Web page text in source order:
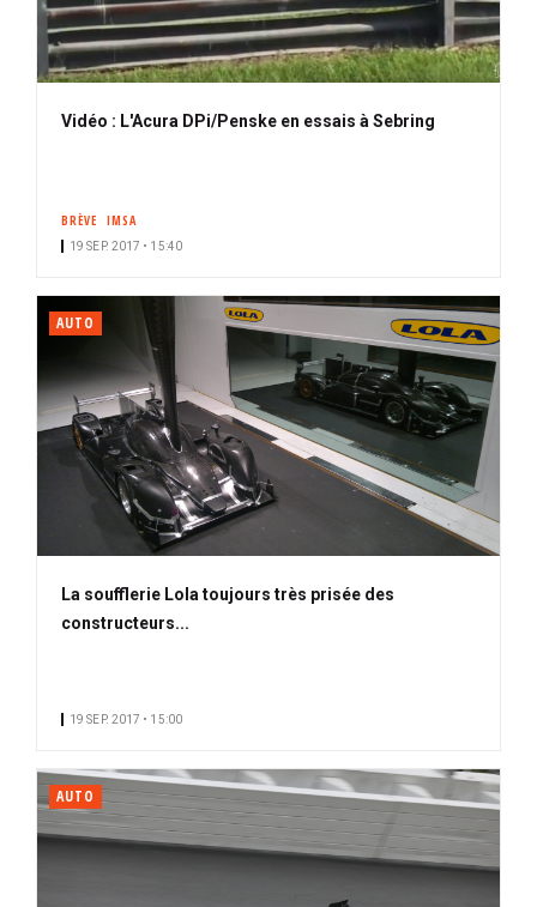
Vidéo : L'Acura DPi/Penske en essais à Sebring
BRÈVE IMSA
19 SEP. 2017 • 15:40
AUTO
La soufflerie Lola toujours très prisée des
constructeurs...
19 SEP. 2017 • 15:00
AUTO